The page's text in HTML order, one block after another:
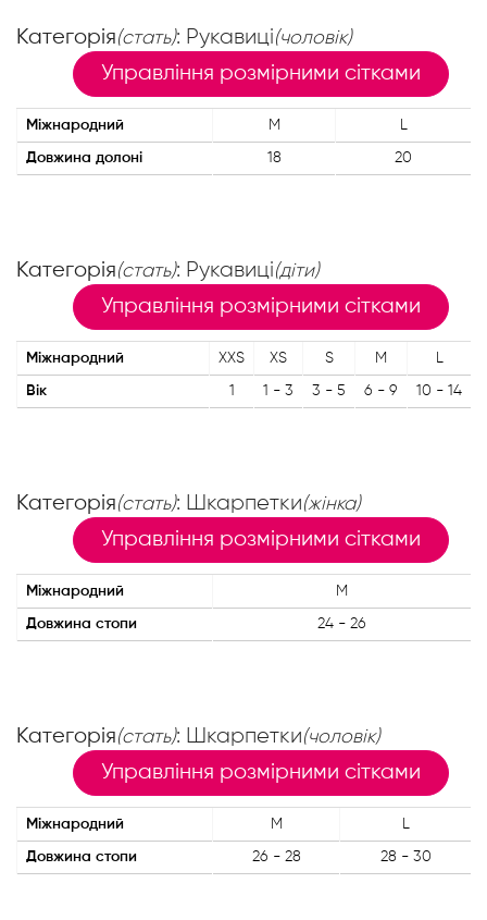
Категорія(стать): Рукавиці(чоловік)
Управління розмірними сітками
Міжнародний M L
Довжина долоні 18 20
Категорія(стать): Рукавиці(діти)
Управління розмірними сітками
Міжнародний XXS XS S M L
Вік 1 1 - 3 3 - 5 6 - 9 10 - 14
Категорія(стать): Шкарпетки(жінка)
Управління розмірними сітками
Міжнародний M
Довжина стопи 24 - 26
Категорія(стать): Шкарпетки(чоловік)
Управління розмірними сітками
Міжнародний M L
Довжина стопи 26 - 28 28 - 30